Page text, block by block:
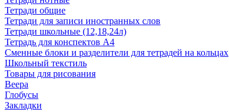
Тетради общие
Тетради для записи иностранных слов
Тетради школьные (12,18,24л)
Тетрадь для конспектов А4
Сменные блоки и разделители для тетрадей на кольцах
Школьный текстиль
Товары для рисования
Веера
Глобусы
Закладки